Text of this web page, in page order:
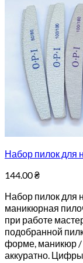
Набор пилок для
144.00₴
Набор пилок для
маникюрная
при работе
подобранной
форме, маникюр /
аккуратно.